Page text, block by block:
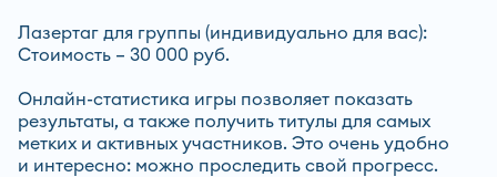
Лазертаг для группы (индивидуально для вас):
Стоимость – 30 000 руб.
Онлайн-статистика игры позволяет показать
результаты, а также получить титулы для самых
метких и активных участников. Это очень удобно
и интересно: можно проследить свой прогресс.